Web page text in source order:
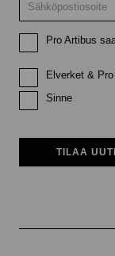
Pro Artibus
Elverket &
Sinne
TILAA